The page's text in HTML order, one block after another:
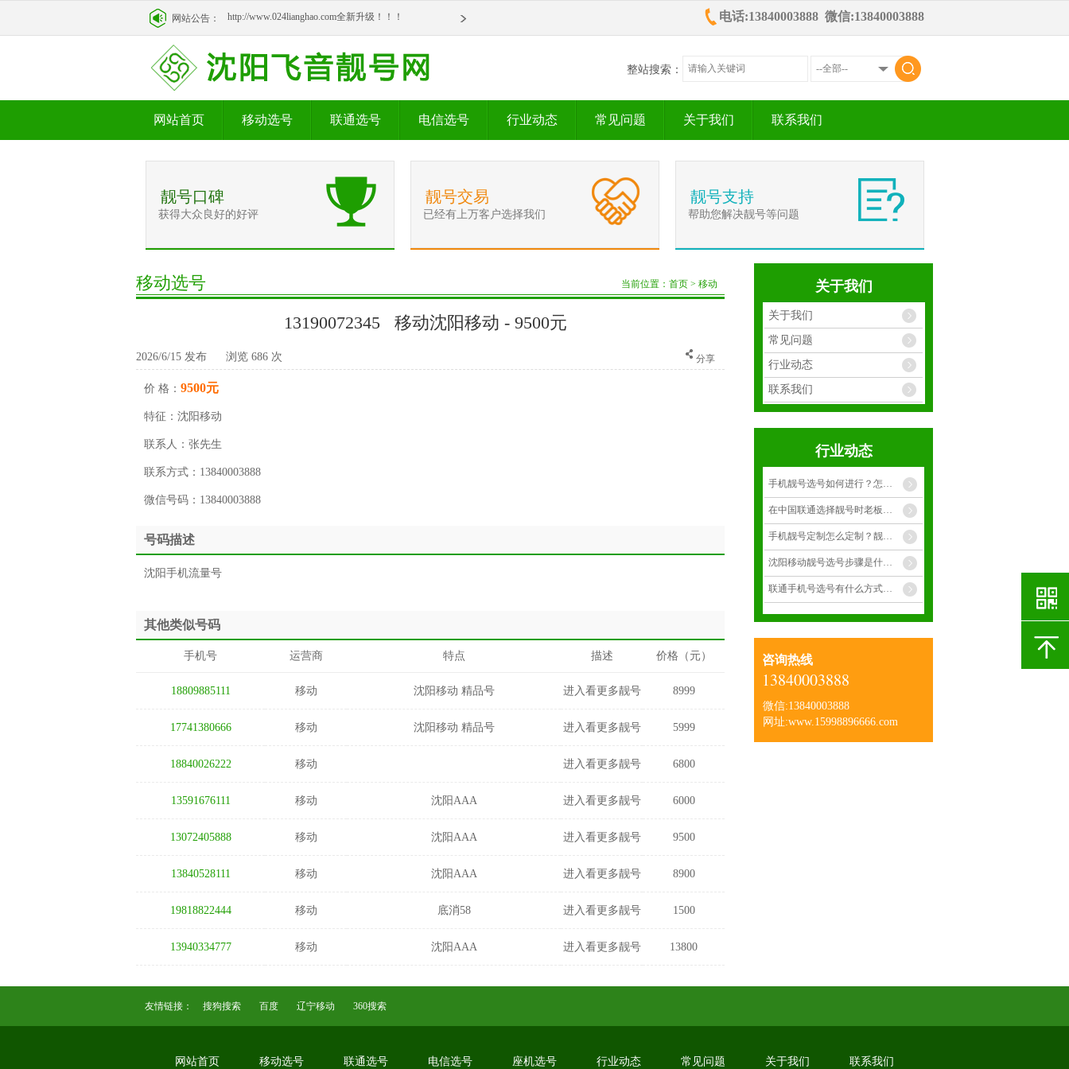
网站公告： http://www.024lianghao.com全新升级！！！ 电话:13840003888 微信:13840003888
整站搜索：
网站首页 移动选号 联通选号 电信选号 行业动态 常见问题 关于我们 联系我们
靓号口碑
获得大众良好的好评
靓号交易
已经有上万客户选择我们
靓号支持
帮助您解决靓号等问题
移动选号 当前位置： 首页 > 移动
13190072345 移动沈阳移动 - 9500元
分享
2026/6/15 发布 浏览 686 次
价 格： 9500元
特征： 沈阳移动
联系人： 张先生
联系方式： 13840003888
微信号码： 13840003888
号码描述
沈阳手机流量号
其他类似号码
手机号 运营商 特点 描述 价格（元）
18809885111 移动 沈阳移动 精品号 进入看更多靓号 8999
17741380666 移动 沈阳移动 精品号 进入看更多靓号 5999
18840026222 移动 进入看更多靓号 6800
13591676111 移动 沈阳AAA 进入看更多靓号 6000
13072405888 移动 沈阳AAA 进入看更多靓号 9500
13840528111 移动 沈阳AAA 进入看更多靓号 8900
19818822444 移动 底消58 进入看更多靓号 1500
13940334777 移动 沈阳AAA 进入看更多靓号 13800
关于我们
关于我们
常见问题
行业动态
联系我们
行业动态
手机靓号选号如何进行？怎么才能选择到合适靓号？
在中国联通选择靓号时老板选择什么样的手靓号呢？
手机靓号定制怎么定制？靓号有多少种呢？
沈阳移动靓号选号步骤是什么呢？
联通手机号选号有什么方式呢？
咨询热线
13840003888
微信:13840003888
网址:www.15998896666.com
友情链接： 搜狗搜索 百度 辽宁移动 360搜索
网站首页 移动选号 联通选号 电信选号 座机选号 行业动态 常见问题 关于我们 联系我们